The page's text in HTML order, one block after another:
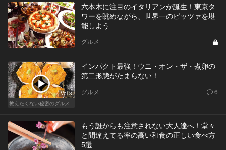
六本木に注目のイタリアンが誕生！東京タ
ワーを眺めながら、世界一のピッツァを堪
能しよう
グルメ
Vol.3
教えたくない秘密のグルメ
インパクト最強！ウニ・オン・ザ・煮卵の
第二形態がたまらない！
グルメ 6
もう誰からも注意されない大人達へ！堂々
と間違えてる率の高い和食の正しい食べ方
5選